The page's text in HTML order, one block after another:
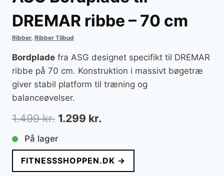
DREMAR ribbe – 70 cm
Ribber, Ribber Tilbud
Bordplade fra ASG designet specifikt til DREMAR
ribbe på 70 cm. Konstruktion i massivt bøgetræ
giver stabil platform til træning og
balanceøvelser.
1.499kr. Den
oprindelige
pris
var:
1.299 kr.
pris
er:
På lager
FITNESSSHOPPEN.DK →